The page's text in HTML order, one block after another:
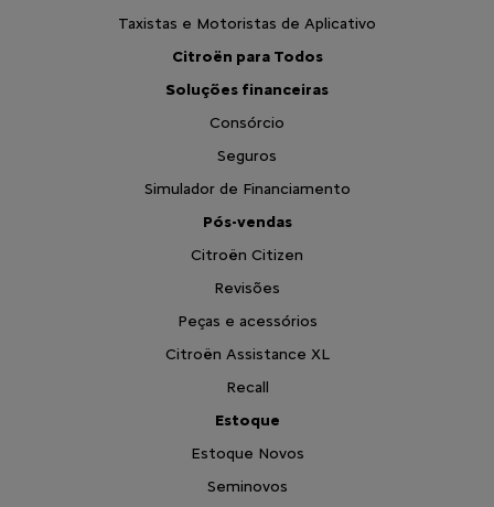
Taxistas e Motoristas de Aplicativo
Citroën para Todos
Soluções financeiras
Consórcio
Seguros
Simulador de Financiamento
Pós-vendas
Citroën Citizen
Revisões
Peças e acessórios
Citroën Assistance XL
Recall
Estoque
Estoque Novos
Seminovos